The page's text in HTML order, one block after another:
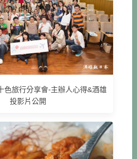
色旅行分享會-主辦人心得&酒雄
投影片公開